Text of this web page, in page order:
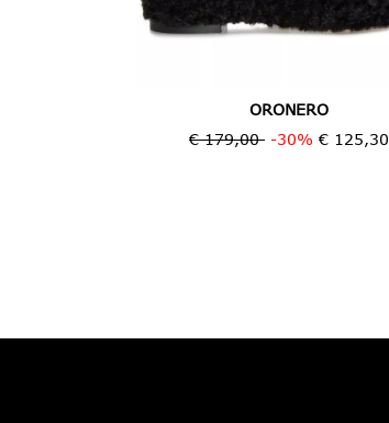
ORONERO
€ 179,00 -30% € 125,30